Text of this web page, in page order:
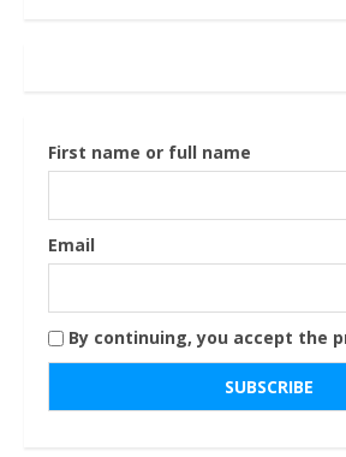
First name or full name
Email
By continuing, you accept the